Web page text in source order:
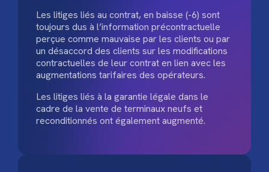
Les litiges liés au contrat, en baisse (-6) sont
toujours dus à l’information précontractuelle
perçue comme mauvaise par les clients ou par
un désaccord des clients sur les modifications
contractuelles de leur contrat en lien avec les
augmentations tarifaires des opérateurs.
Les litiges liés à la garantie légale dans le
cadre de la vente de terminaux neufs et
reconditionnés ont également augmenté.